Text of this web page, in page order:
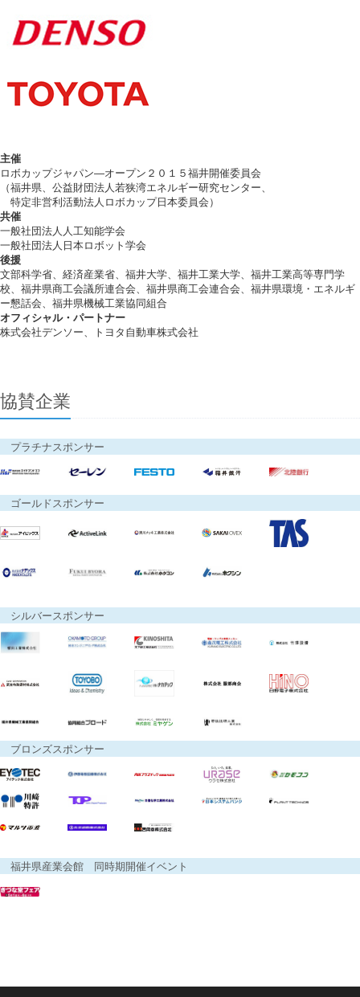
主催
ロボカップジャパン―オープン２０１５福井開催委員会
（福井県、公益財団法人若狭湾エネルギー研究センター、
特定非営利活動法人ロボカップ日本委員会）
共催
一般社団法人人工知能学会
一般社団法人日本ロボット学会
後援
文部科学省、経済産業省、福井大学、福井工業大学、福井工業高等専門学
校、福井県商工会議所連合会、福井県商工会連合会、福井県環境・エネルギ
ー懇話会、福井県機械工業協同組合
オフィシャル・パートナー
株式会社デンソー、トヨタ自動車株式会社
協賛企業
プラチナスポンサー
ゴールドスポンサー
シルバースポンサー
ブロンズスポンサー
福井県産業会館 同時期開催イベント